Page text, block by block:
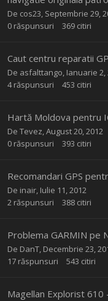
De cos23, Septembrie 29,
0 răspunsuri 369 citiri
Caut centru reparatii
De asfalttango, Ianuarie 2,
4 răspunsuri 453 citiri
Hartă Moldova pentru
De Tevez,August 20, 2012
0 răspunsuri 393 citiri
Recomandari GPS
De inair, Iulie 11, 2012
2 răspunsuri 388 citiri
Problema GARMIN pe
De DanT, Decembrie 23,
17 răspunsuri 543 citiri
Magellan Explorist 610